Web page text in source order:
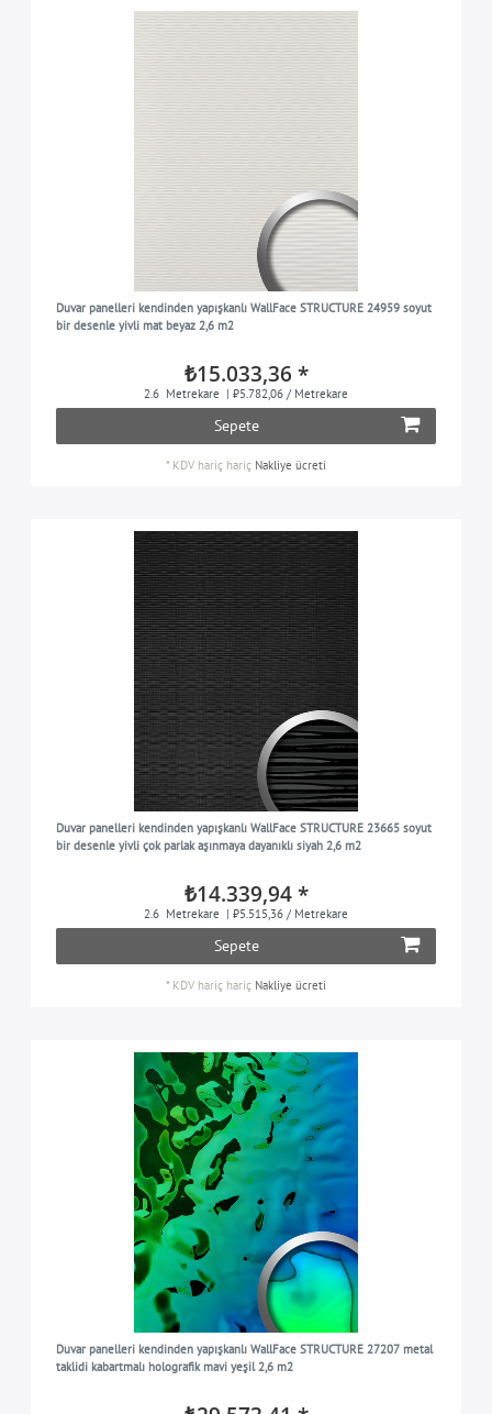
Duvar panelleri kendinden yapışkanlı WallFace STRUCTURE 24959 soyut
bir desenle yivli mat beyaz 2,6 m2
₺15.033,36 *
2.6 Metrekare | ₺5.782,06 / Metrekare
Sepete
* KDV hariç hariç Nakliye ücreti
Duvar panelleri kendinden yapışkanlı WallFace STRUCTURE 23665 soyut
bir desenle yivli çok parlak aşınmaya dayanıklı siyah 2,6 m2
₺14.339,94 *
2.6 Metrekare | ₺5.515,36 / Metrekare
Sepete
* KDV hariç hariç Nakliye ücreti
Duvar panelleri kendinden yapışkanlı WallFace STRUCTURE 27207 metal
taklidi kabartmalı holografik mavi yeşil 2,6 m2